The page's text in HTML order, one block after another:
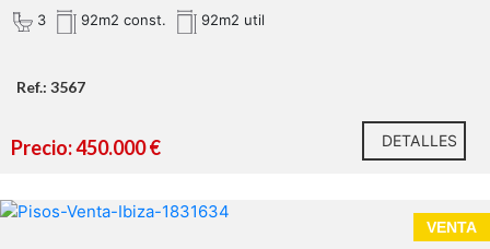
3 92m2 const. 92m2 util
Ref.: 3567
Precio: 450.000 € DETALLES
VENTA
RE/MAX Isla Blanca presenta